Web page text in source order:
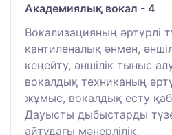
Академиялық вокал - 4
Вокализацияның әртүрлі
кантиленалық әнмен,
кеңейту, әншілік тыныс
вокалдық техниканың
жұмыс, вокалдық есту
Дауысты дыбыстарды
айтудағы мәнерлілік.